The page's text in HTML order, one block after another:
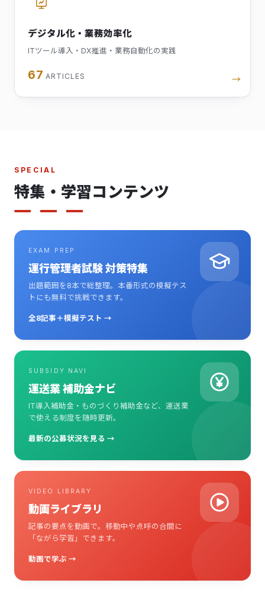
デジタル化・業務効率化
ITツール導入・DX推進・業務自動化の実践
67 ARTICLES →
SPECIAL
特集・学習コンテンツ
EXAM PREP
運行管理者試験 対策特集
出題範囲を8本で総整理。本番形式の模擬テス
トにも無料で挑戦できます。
全8記事＋模擬テスト →
SUBSIDY NAVI
運送業 補助金ナビ
IT導入補助金・ものづくり補助金など、運送業
で使える制度を随時更新。
最新の公募状況を見る →
VIDEO LIBRARY
動画ライブラリ
記事の要点を動画で。移動中や点呼の合間に
「ながら学習」できます。
動画で学ぶ →